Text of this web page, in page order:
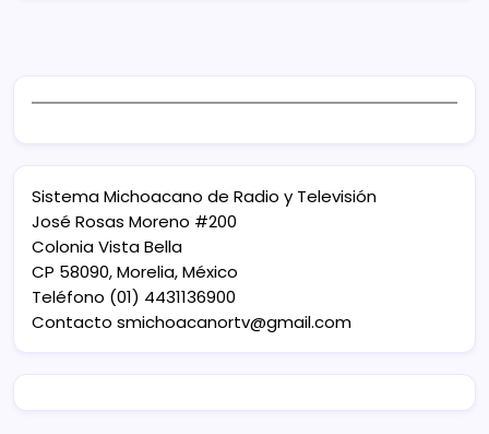
Sistema Michoacano de Radio y Televisión
José Rosas Moreno #200
Colonia Vista Bella
CP 58090, Morelia, México
Teléfono (01) 4431136900
Contacto smichoacanortv@gmail.com